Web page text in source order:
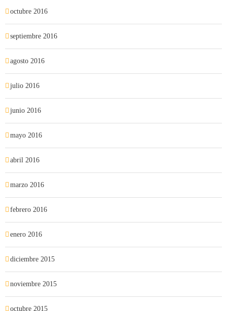
octubre 2016
septiembre 2016
agosto 2016
julio 2016
junio 2016
mayo 2016
abril 2016
marzo 2016
febrero 2016
enero 2016
diciembre 2015
noviembre 2015
octubre 2015